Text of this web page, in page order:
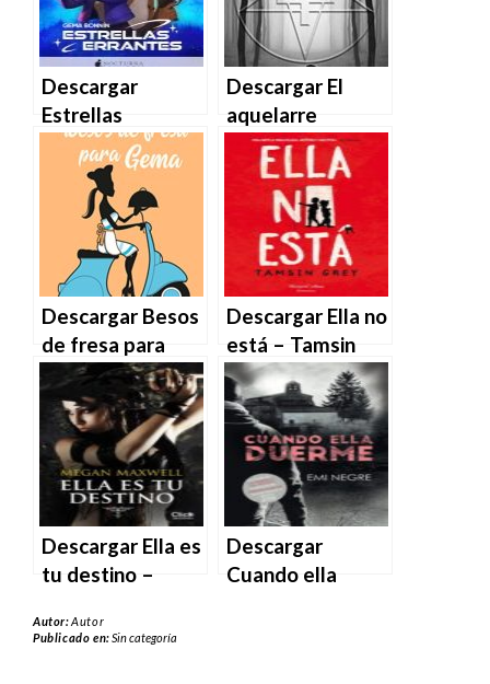
MOBI
Descargar
Estrellas
errantes de
Gema Bonnín en
EPUB | PDF |
MOBI
Descargar El
aquelarre
perdido de
Trasmoz de
Gema Tacón en
EPUB | PDF |
MOBI
Descargar Besos
de fresa para
Gema (Pacto
entre amigas 2)
de Ángeles
Valero en EPUB |
PDF | MOBI
Descargar Ella no
está – Tamsin
Grey en EPUB |
PDF | MOBI
Descargar Ella es
tu destino –
en EPUB | PDF |
Descargar
Cuando ella
Autor:Autor
Publicado en:Sin categoría